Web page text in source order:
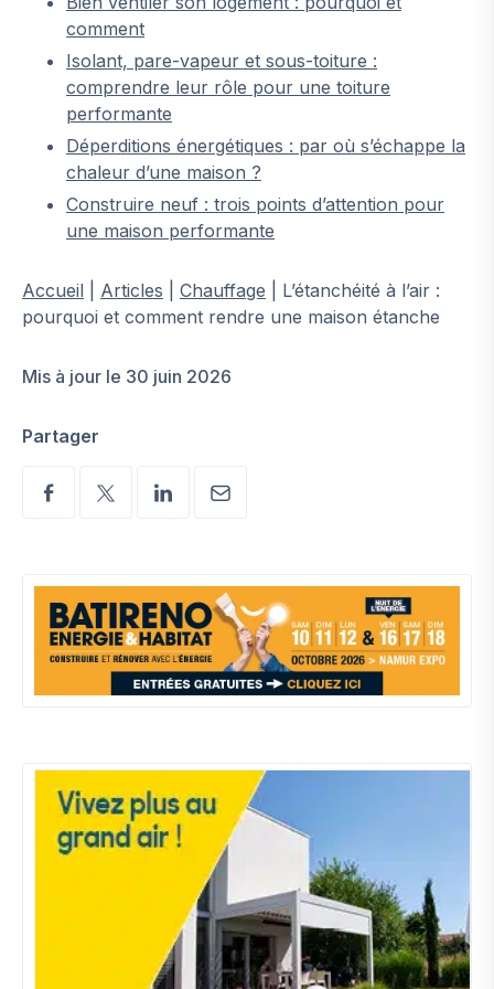
comment
Isolant, pare-vapeur et sous-toiture :
comprendre leur rôle pour une toiture
performante
Déperditions énergétiques : par où s’échappe la
chaleur d’une maison ?
Construire neuf : trois points d’attention pour
une maison performante
Accueil Articles Chauffage
L’étanchéité à l’air :
pourquoi et comment rendre une maison étanche
Mis à jour le 30 juin 2026
Partager